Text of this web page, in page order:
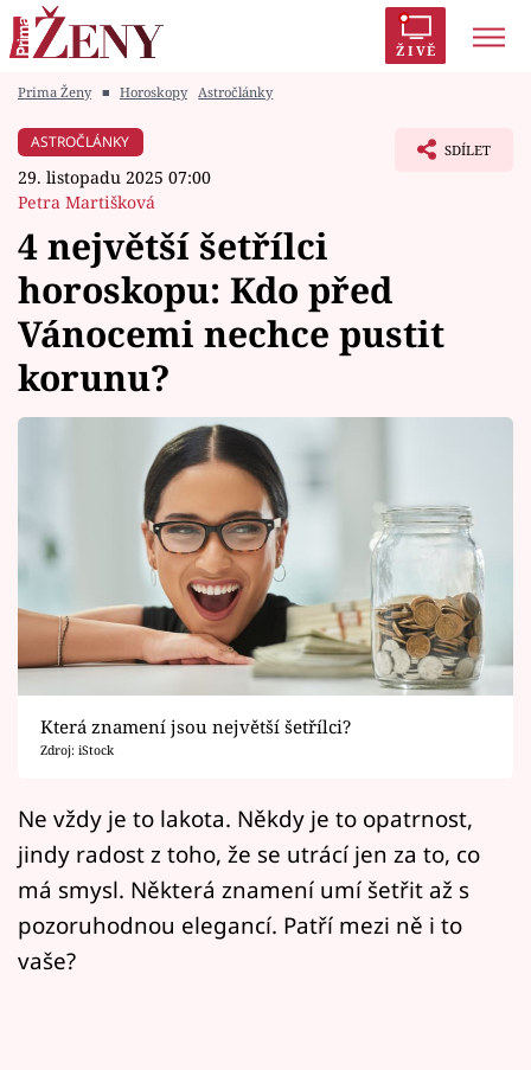
ŽIVĚ
Módní alarm
Témata
Celebrity
Vztahy
Horoskopy
Sledujte prima+
Filmový festival Karlovy Vary
Přihlášení
Sledujte nás
Prima Ženy ■ Horoskopy Astročlánky
ASTROČLÁNKY
29. listopadu 2025 07:00
Petra Martišková
SDÍLET
4 největší šetřílci
horoskopu: Kdo před
Vánocemi nechce pustit
korunu?
Která znamení jsou největší šetřílci?
Zdroj: iStock
Ne vždy je to lakota. Někdy je to opatrnost,
jindy radost z toho, že se utrácí jen za to, co
má smysl. Některá znamení umí šetřit až s
pozoruhodnou elegancí. Patří mezi ně i to
vaše?